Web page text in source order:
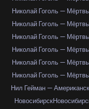
Николай Гоголь —
Николай Гоголь —
Николай Гоголь —
Николай Гоголь —
Николай Гоголь —
Николай Гоголь —
Нил Гейман —
Новосибирск